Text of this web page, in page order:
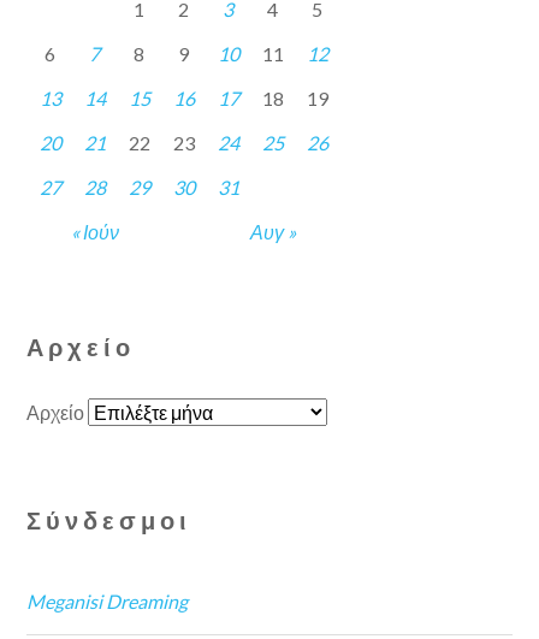
« Ιούν Αυγ »
1 2 3 4
5
6
7 8 9 10 11
12
13
14 15 16 17 18
19
20
21 22 23 24 25
26
27
28 29 30 31
Αρχείο
Αρχείο
Σύνδεσμοι
Meganisi Dreaming